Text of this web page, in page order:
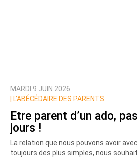
MARDI 9 JUIN 2026
L’ABÉCÉDAIRE DES PARENTS
Etre parent d’un ado,
jours !
La relation que nous pouvons avoir
toujours des plus simples, nous